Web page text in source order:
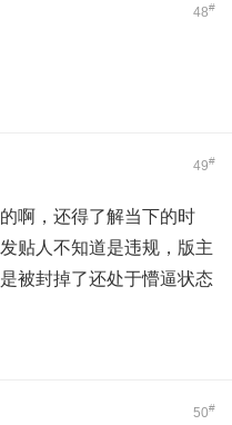
48#
49#
啊，还得了解当下的时
贴人不知道是违规，版主
被封掉了还处于懵逼状态
50#